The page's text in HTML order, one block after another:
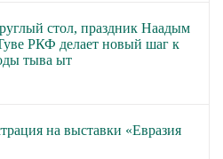
стол, праздник Наадым
РКФ делает новый шаг к
тыва ыт
на выставки «Евразия